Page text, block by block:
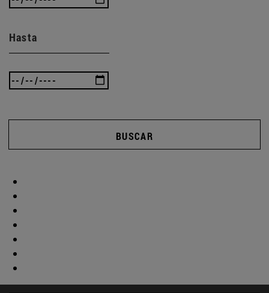
Hasta
BUSCAR